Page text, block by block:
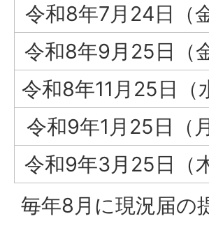
令和8年7月24日（
令和8年9月25日（
令和8年11月25日（
令和9年1月25日（
令和9年3月25日（
毎年8月に現況届の